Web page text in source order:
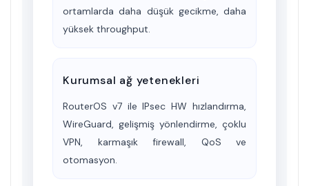
ortamlarda daha düşük gecikme, daha
yüksek throughput.
Kurumsal ağ yetenekleri
RouterOS v7 ile IPsec HW hızlandırma,
WireGuard, gelişmiş yönlendirme, çoklu
VPN, karmaşık firewall, QoS ve
otomasyon.